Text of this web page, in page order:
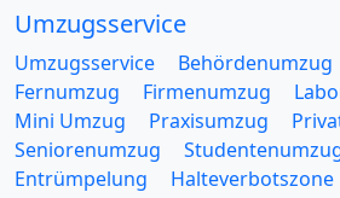
Umzugsservice
Umzugsservice Behördenumzug
Fernumzug
Firmenumzug
Mini Umzug
Praxisumzug
Seniorenumzug
Entrümpelung
Halteverbotszone